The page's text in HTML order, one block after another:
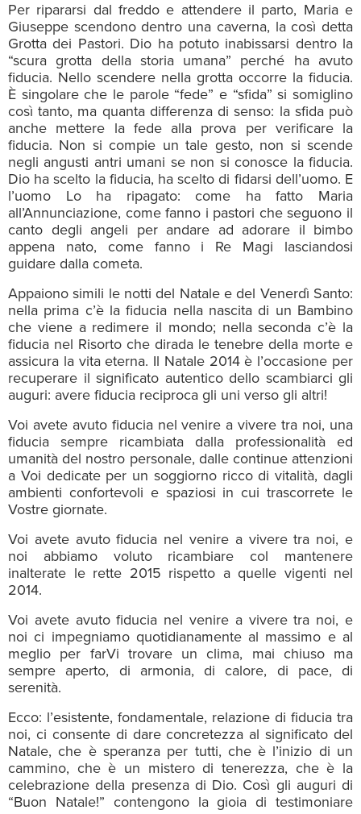
Per ripararsi dal freddo e attendere il parto, Maria e
Giuseppe scendono dentro una caverna, la così detta
Grotta dei Pastori. Dio ha potuto inabissarsi dentro la
“scura grotta della storia umana” perché ha avuto
fiducia. Nello scendere nella grotta occorre la fiducia.
È singolare che le parole “fede” e “sfida” si somiglino
così tanto, ma quanta differenza di senso: la sfida può
anche mettere la fede alla prova per verificare la
fiducia. Non si compie un tale gesto, non si scende
negli angusti antri umani se non si conosce la fiducia.
Dio ha scelto la fiducia, ha scelto di fidarsi dell’uomo. E
l’uomo Lo ha ripagato: come ha fatto Maria
all’Annunciazione, come fanno i pastori che seguono il
canto degli angeli per andare ad adorare il bimbo
appena nato, come fanno i Re Magi lasciandosi
guidare dalla cometa.
Appaiono simili le notti del Natale e del Venerdì Santo:
nella prima c’è la fiducia nella nascita di un Bambino
che viene a redimere il mondo; nella seconda c’è la
fiducia nel Risorto che dirada le tenebre della morte e
assicura la vita eterna. Il Natale 2014 è l’occasione per
recuperare il significato autentico dello scambiarci gli
auguri: avere fiducia reciproca gli uni verso gli altri!
Voi avete avuto fiducia nel venire a vivere tra noi, una
fiducia sempre ricambiata dalla professionalità ed
umanità del nostro personale, dalle continue attenzioni
a Voi dedicate per un soggiorno ricco di vitalità, dagli
ambienti confortevoli e spaziosi in cui trascorrete le
Vostre giornate.
Voi avete avuto fiducia nel venire a vivere tra noi, e
noi abbiamo voluto ricambiare col mantenere
inalterate le rette 2015 rispetto a quelle vigenti nel
2014.
Voi avete avuto fiducia nel venire a vivere tra noi, e
noi ci impegniamo quotidianamente al massimo e al
meglio per farVi trovare un clima, mai chiuso ma
sempre aperto, di armonia, di calore, di pace, di
serenità.
Ecco: l’esistente, fondamentale, relazione di fiducia tra
noi, ci consente di dare concretezza al significato del
Natale, che è speranza per tutti, che è l’inizio di un
cammino, che è un mistero di tenerezza, che è la
celebrazione della presenza di Dio. Così gli auguri di
“Buon Natale!” contengono la gioia di testimoniare